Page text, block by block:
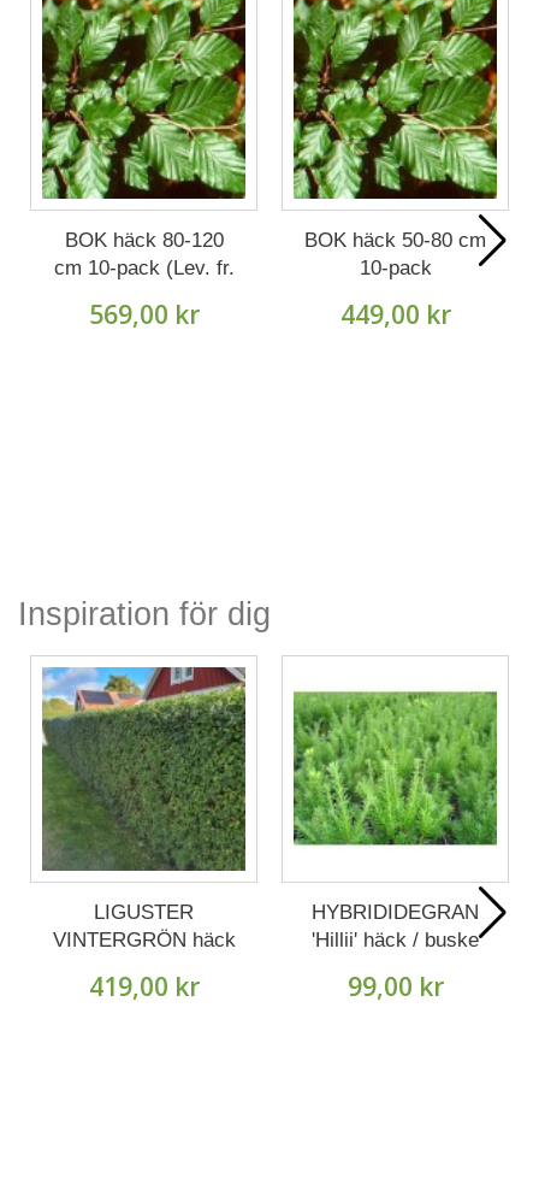
BOK häck 80-120
cm 10-pack (Lev. fr.
569,00 kr
BOK häck 50-80 cm
10-pack
449,00 kr
Inspiration för dig
LIGUSTER
VINTERGRÖN häck
(Lev. fr. Oktober).
419,00 kr
HYBRIDIDEGRAN
'Hillii' häck / buske
Augusti).
99,00 kr